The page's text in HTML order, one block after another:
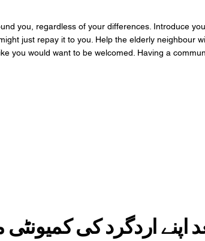
you, regardless of your differences. Introduce
just repay it to you. Help the elderly neighbour
you would want to be welcomed. Having a
اردگرد کی کمیونٹی